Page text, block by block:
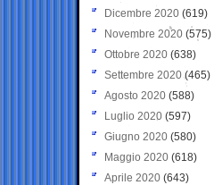
Dicembre 2020 (619)
Novembre 2020 (575)
Ottobre 2020 (638)
Settembre 2020(465)
Agosto 2020 (588)
Luglio 2020 (597)
Giugno 2020 (580)
Maggio 2020 (618)
Aprile 2020 (643)